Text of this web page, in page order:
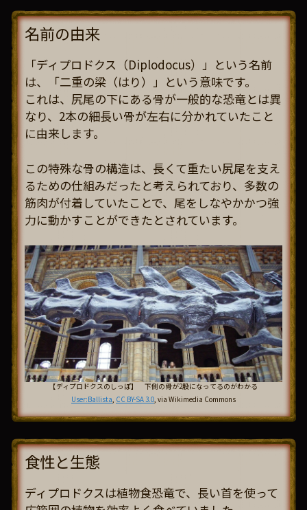
名前の由来
「ディプロドクス（Diplodocus）」という名前
は、「二重の梁（はり）」という意味です。
これは、尻尾の下にある骨が一般的な恐竜とは異
なり、2本の細長い骨が左右に分かれていたこと
に由来します。
この特殊な骨の構造は、長くて重たい尻尾を支え
るための仕組みだったと考えられており、多数の
筋肉が付着していたことで、尾をしなやかかつ強
力に動かすことができたとされています。
【ディプロドクスのしっぽ】 下側の骨が2股になってるのがわかる
User:Ballista, CC BY-SA 3.0, via Wikimedia Commons
食性と生態
ディプロドクスは植物食恐竜で、長い首を使って